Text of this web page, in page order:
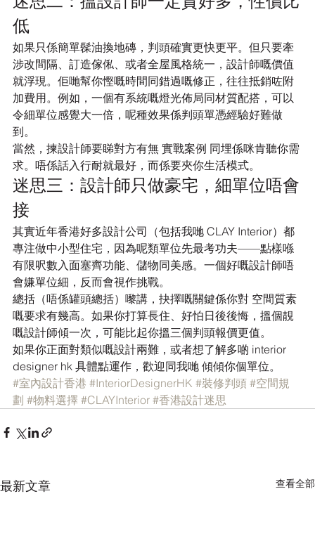
低
如果只係簡單髹油換地磚，判頭確實更快更平。但只要牽
涉改間隔、訂造傢俬、或者全屋風格統一，設計師嘅價值
就浮現。佢哋幫你慳嘅時間同錯過嘅修正，往往抵銷咗附
加費用。例如，一個有系統嘅燈光佈局同材質配搭，可以
令細單位感覺大一倍，呢種效果係判頭單憑經驗好難做
到。
當然，揀設計師要睇對方有無 實戰案例 同埋係咪肯聽你需
求。唔係話入行耐就最好，而係要夾你生活模式。
迷思三：設計師只做豪宅，細單位唔會
接
其實近年香港好多設計公司（包括我哋 CLAY Interior）都
專注做中小型住宅，因為呢類單位先最考功夫——點樣喺
有限呎數入面塞齊功能、儲物同美感。一個好嘅設計師唔
會嫌單位細，反而會視作挑戰。
總括（唔係罐頭總括）嚟講，抉擇嘅關鍵係你對 空間質素
嘅要求有幾高。如果你打算長住、好怕日後後悔，搵個靚
嘅設計師傾一次，可能比起你搵三個判頭報價更值。
如果你正面對類似嘅設計兩難，或者想了解多啲 interior
designer hk 具體點運作，歡迎同我哋 傾傾你個單位。
#室內設計香港 #InteriorDesignerHK #裝修判頭 #空間規
劃 #物料選擇 #CLAYInterior #香港設計迷思
最新文章 查看全部